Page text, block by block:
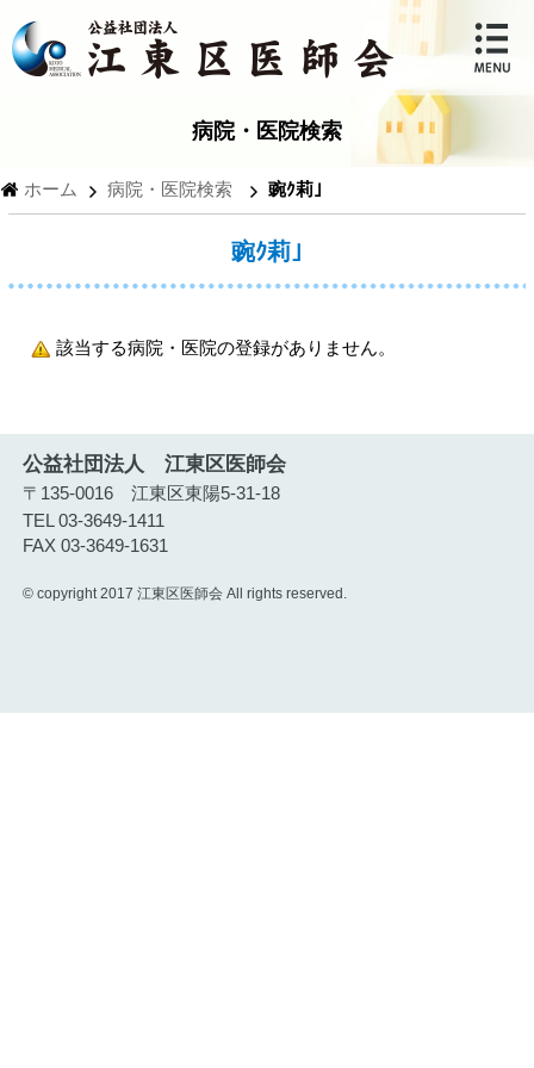
病院・医院検索
ホーム 病院・医院検索 豌ｸ莉｣
豌ｸ莉｣
該当する病院・医院の登録がありません。
公益社団法人 江東区医師会
〒135-0016 江東区東陽5-31-18
TEL 03-3649-1411
FAX 03-3649-1631
© copyright 2017 江東区医師会 All rights reserved.